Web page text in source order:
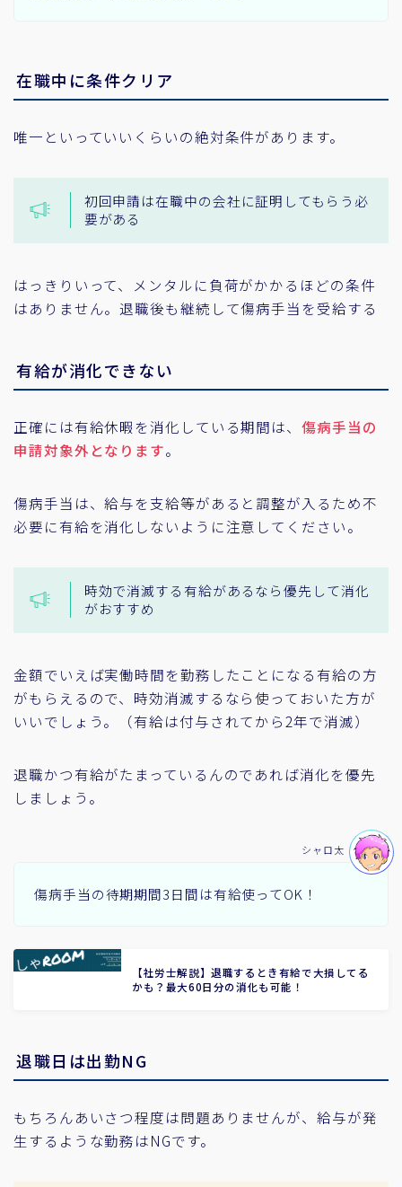
在職中に条件クリア
唯一といっていいくらいの絶対条件があります。
初回申請は在職中の会社に証明してもらう必
要がある
はっきりいって、メンタルに負荷がかかるほどの条件
はありません。退職後も継続して傷病手当を受給する
有給が消化できない
正確には有給休暇を消化している期間は、傷病手当の
申請対象外となります。
傷病手当は、給与を支給等があると調整が入るため不
必要に有給を消化しないように注意してください。
時効で消滅する有給があるなら優先して消化
がおすすめ
金額でいえば実働時間を勤務したことになる有給の方
がもらえるので、時効消滅するなら使っておいた方が
いいでしょう。（有給は付与されてから2年で消滅）
退職かつ有給がたまっているんのであれば消化を優先
しましょう。
傷病手当の待期期間3日間は有給使ってOK！
シャロ太
【社労士解説】退職するとき有給で大損してる
かも？最大60日分の消化も可能！
退職日は出勤NG
もちろんあいさつ程度は問題ありませんが、給与が発
生するような勤務はNGです。